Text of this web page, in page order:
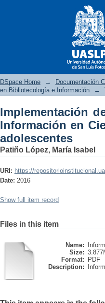
DSpace Home → Documentación
en Bibliotecología e Información
→
Implementación
Información en
adolescentes
Patiño López, María Isabel
URI: https://
Date: 2016
Show full item record
Files in this item
Name:
Size:
Format:
PDF
Description: